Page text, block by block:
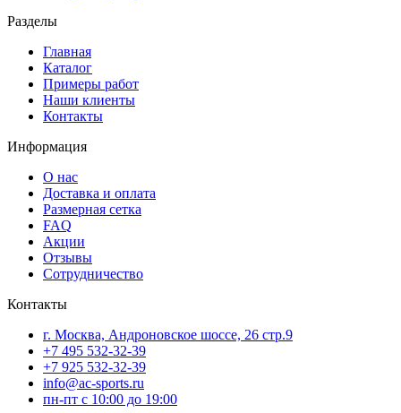
Разделы
Главная
Каталог
Примеры работ
Наши клиенты
Контакты
Информация
О нас
Доставка и оплата
Размерная сетка
FAQ
Акции
Отзывы
Сотрудничество
Контакты
г. Москва, Андроновское шоссе, 26 стр.9
+7 495 532-32-39
+7 925 532-32-39
info@ac-sports.ru
пн-пт c 10:00 до 19:00